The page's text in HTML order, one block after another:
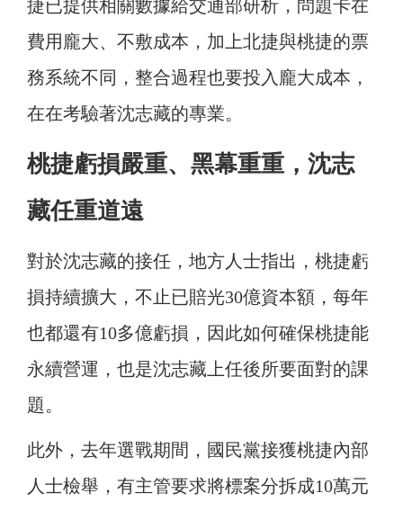
捷已提供相關數據給交通部研析，問題卡在
費用龐大、不敷成本，加上北捷與桃捷的票
務系統不同，整合過程也要投入龐大成本，
在在考驗著沈志藏的專業。
桃捷虧損嚴重、黑幕重重，沈志
藏任重道遠
對於沈志藏的接任，地方人士指出，桃捷虧
損持續擴大，不止已賠光30億資本額，每年
也都還有10多億虧損，因此如何確保桃捷能
永續營運，也是沈志藏上任後所要面對的課
題。
此外，去年選戰期間，國民黨接獲桃捷內部
人士檢舉，有主管要求將標案分拆成10萬元